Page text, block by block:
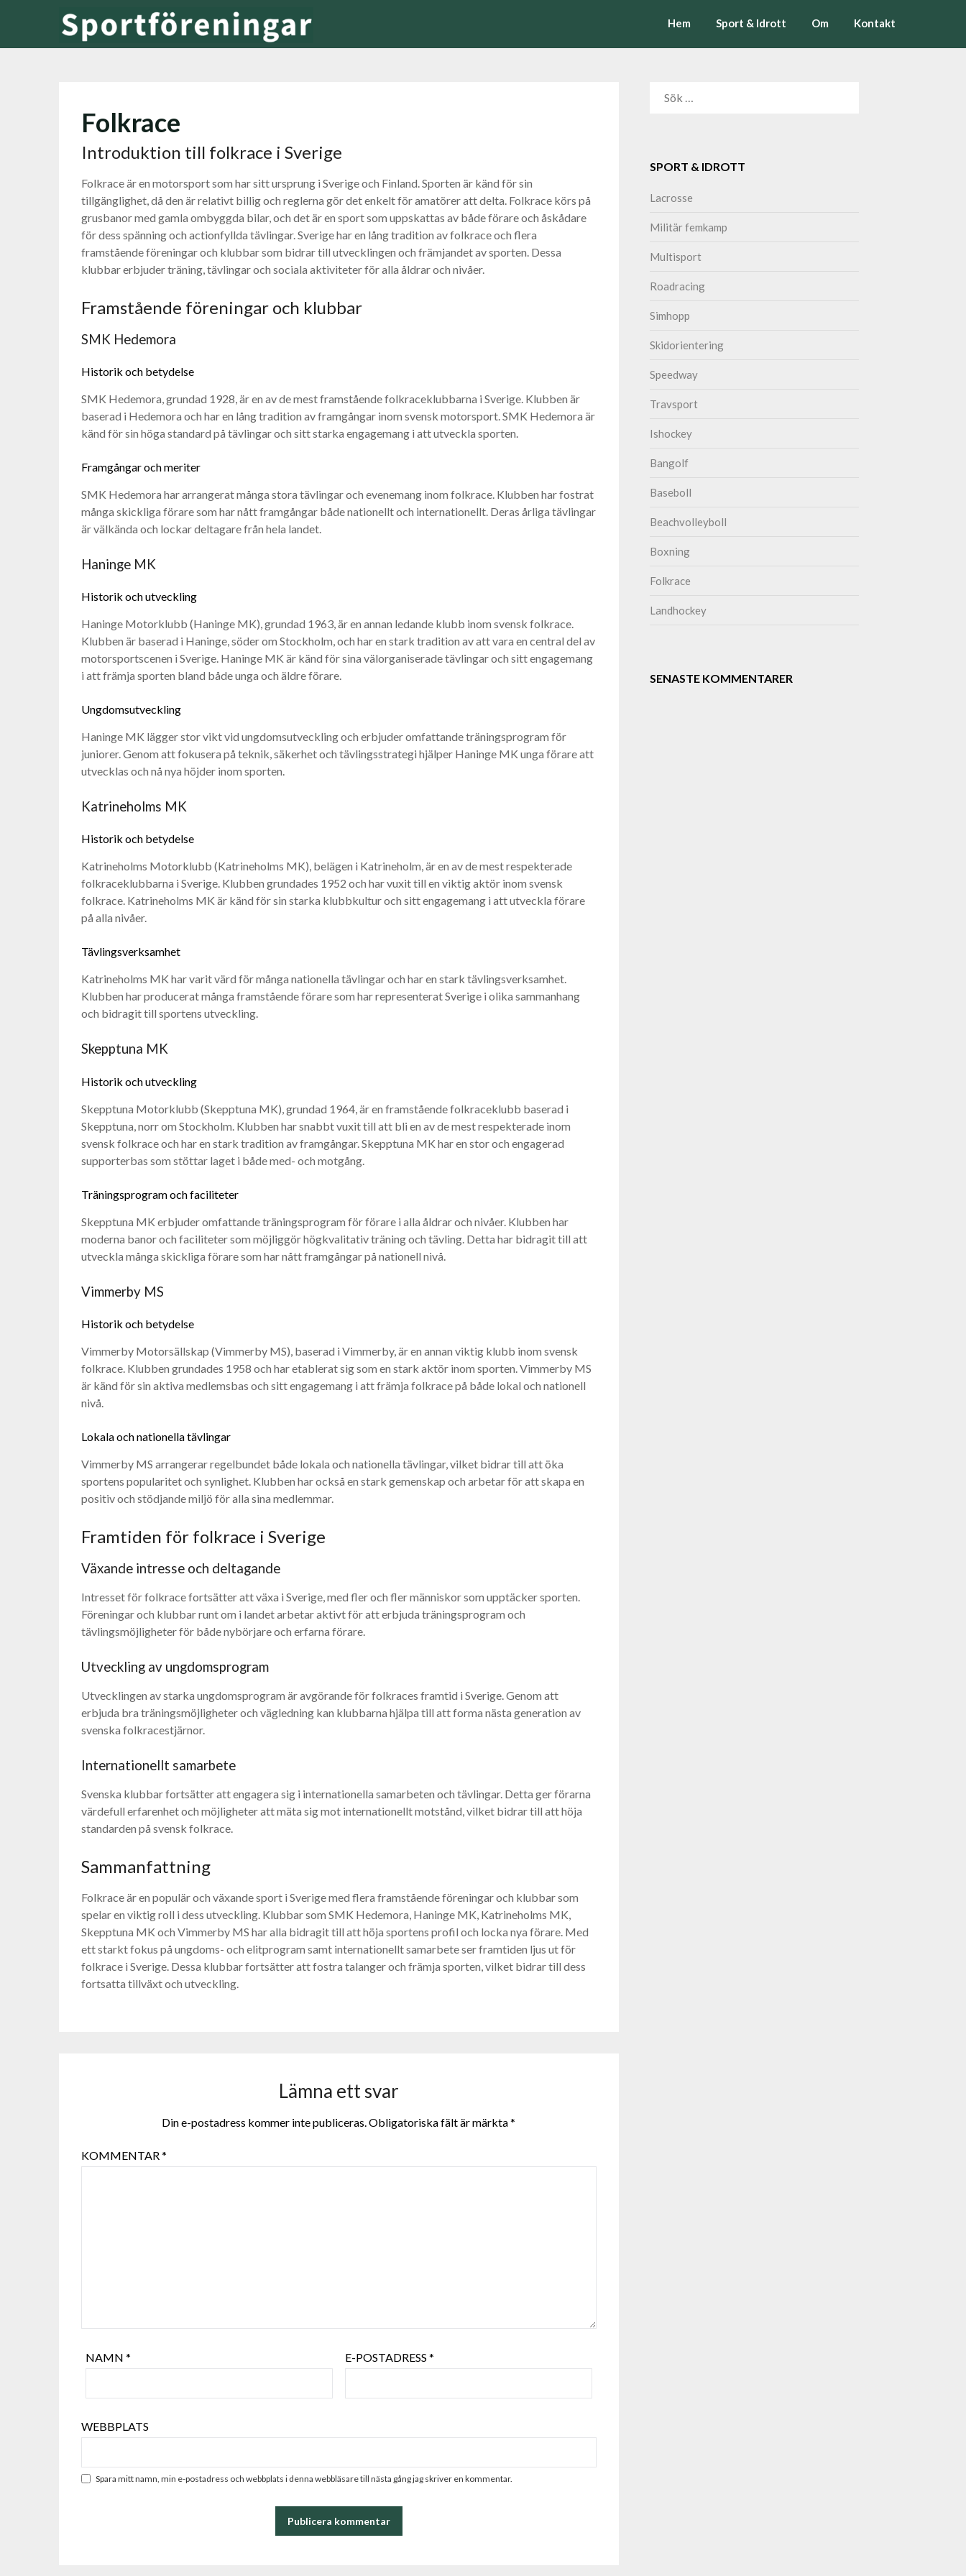
innehåll
Hem Sport & Idrott Om Kontakt
Folkrace
Introduktion till folkrace i Sverige
Folkrace är en motorsport som har sitt ursprung i Sverige och Finland. Sporten är känd för sin
tillgänglighet, då den är relativt billig och reglerna gör det enkelt för amatörer att delta. Folkrace körs på
grusbanor med gamla ombyggda bilar, och det är en sport som uppskattas av både förare och åskådare
för dess spänning och actionfyllda tävlingar. Sverige har en lång tradition av folkrace och flera
framstående föreningar och klubbar som bidrar till utvecklingen och främjandet av sporten. Dessa
klubbar erbjuder träning, tävlingar och sociala aktiviteter för alla åldrar och nivåer.
Framstående föreningar och klubbar
SMK Hedemora
Historik och betydelse
SMK Hedemora, grundad 1928, är en av de mest framstående folkraceklubbarna i Sverige. Klubben är
baserad i Hedemora och har en lång tradition av framgångar inom svensk motorsport. SMK Hedemora är
känd för sin höga standard på tävlingar och sitt starka engagemang i att utveckla sporten.
Framgångar och meriter
SMK Hedemora har arrangerat många stora tävlingar och evenemang inom folkrace. Klubben har fostrat
många skickliga förare som har nått framgångar både nationellt och internationellt. Deras årliga tävlingar
är välkända och lockar deltagare från hela landet.
Haninge MK
Historik och utveckling
Haninge Motorklubb (Haninge MK), grundad 1963, är en annan ledande klubb inom svensk folkrace.
Klubben är baserad i Haninge, söder om Stockholm, och har en stark tradition av att vara en central del av
motorsportscenen i Sverige. Haninge MK är känd för sina välorganiserade tävlingar och sitt engagemang
i att främja sporten bland både unga och äldre förare.
Ungdomsutveckling
Haninge MK lägger stor vikt vid ungdomsutveckling och erbjuder omfattande träningsprogram för
juniorer. Genom att fokusera på teknik, säkerhet och tävlingsstrategi hjälper Haninge MK unga förare att
utvecklas och nå nya höjder inom sporten.
Katrineholms MK
Historik och betydelse
Katrineholms Motorklubb (Katrineholms MK), belägen i Katrineholm, är en av de mest respekterade
folkraceklubbarna i Sverige. Klubben grundades 1952 och har vuxit till en viktig aktör inom svensk
folkrace. Katrineholms MK är känd för sin starka klubbkultur och sitt engagemang i att utveckla förare
på alla nivåer.
Tävlingsverksamhet
Katrineholms MK har varit värd för många nationella tävlingar och har en stark tävlingsverksamhet.
Klubben har producerat många framstående förare som har representerat Sverige i olika sammanhang
och bidragit till sportens utveckling.
Skepptuna MK
Historik och utveckling
Skepptuna Motorklubb (Skepptuna MK), grundad 1964, är en framstående folkraceklubb baserad i
Skepptuna, norr om Stockholm. Klubben har snabbt vuxit till att bli en av de mest respekterade inom
svensk folkrace och har en stark tradition av framgångar. Skepptuna MK har en stor och engagerad
supporterbas som stöttar laget i både med- och motgång.
Träningsprogram och faciliteter
Skepptuna MK erbjuder omfattande träningsprogram för förare i alla åldrar och nivåer. Klubben har
moderna banor och faciliteter som möjliggör högkvalitativ träning och tävling. Detta har bidragit till att
utveckla många skickliga förare som har nått framgångar på nationell nivå.
Vimmerby MS
Historik och betydelse
Vimmerby Motorsällskap (Vimmerby MS), baserad i Vimmerby, är en annan viktig klubb inom svensk
folkrace. Klubben grundades 1958 och har etablerat sig som en stark aktör inom sporten. Vimmerby MS
är känd för sin aktiva medlemsbas och sitt engagemang i att främja folkrace på både lokal och nationell
nivå.
Lokala och nationella tävlingar
Vimmerby MS arrangerar regelbundet både lokala och nationella tävlingar, vilket bidrar till att öka
sportens popularitet och synlighet. Klubben har också en stark gemenskap och arbetar för att skapa en
positiv och stödjande miljö för alla sina medlemmar.
Framtiden för folkrace i Sverige
Växande intresse och deltagande
Intresset för folkrace fortsätter att växa i Sverige, med fler och fler människor som upptäcker sporten.
Föreningar och klubbar runt om i landet arbetar aktivt för att erbjuda träningsprogram och
tävlingsmöjligheter för både nybörjare och erfarna förare.
Utveckling av ungdomsprogram
Utvecklingen av starka ungdomsprogram är avgörande för folkraces framtid i Sverige. Genom att
erbjuda bra träningsmöjligheter och vägledning kan klubbarna hjälpa till att forma nästa generation av
svenska folkracestjärnor.
Internationellt samarbete
Svenska klubbar fortsätter att engagera sig i internationella samarbeten och tävlingar. Detta ger förarna
värdefull erfarenhet och möjligheter att mäta sig mot internationellt motstånd, vilket bidrar till att höja
standarden på svensk folkrace.
Sammanfattning
Folkrace är en populär och växande sport i Sverige med flera framstående föreningar och klubbar som
spelar en viktig roll i dess utveckling. Klubbar som SMK Hedemora, Haninge MK, Katrineholms MK,
Skepptuna MK och Vimmerby MS har alla bidragit till att höja sportens profil och locka nya förare. Med
ett starkt fokus på ungdoms- och elitprogram samt internationellt samarbete ser framtiden ljus ut för
folkrace i Sverige. Dessa klubbar fortsätter att fostra talanger och främja sporten, vilket bidrar till dess
fortsatta tillväxt och utveckling.
Lämna ett svar
Din e-postadress kommer inte publiceras.Obligatoriska fält är märkta*
KOMMENTAR*
NAMN * E-POSTADRESS*
WEBBPLATS
Spara mitt namn, min e-postadress och webbplats i denna webbläsare till nästa gång jag skriver en kommentar.
SPORT & IDROTT
Lacrosse
Militär femkamp
Multisport
Roadracing
Simhopp
Skidorientering
Speedway
Travsport
Ishockey
Bangolf
Baseboll
Beachvolleyboll
Boxning
Folkrace
Landhockey
SENASTE KOMMENTARER